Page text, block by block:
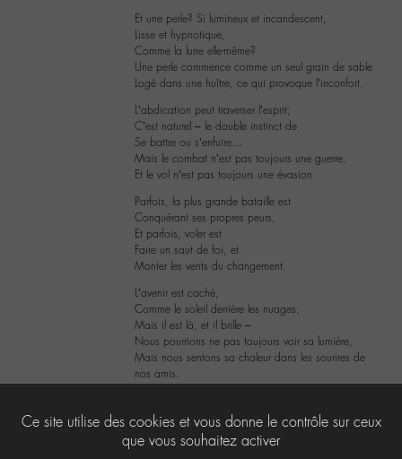
Et une perle? Si lumineux et incandescent,
Lisse et hypnotique,
Comme la lune elle-même?
Une perle commence comme un seul grain de sable
Logé dans une huître, ce qui provoque l’inconfort.
L’abdication peut traverser l’esprit;
C’est naturel – le double instinct de
Se battre ou s’enfuire…
Mais le combat n’est pas toujours une guerre,
Et le vol n’est pas toujours une évasion.
Parfois, la plus grande bataille est
Conquérant ses propres peurs,
Et parfois, voler est
Faire un saut de foi, et
Monter les vents du changement.
L’avenir est caché,
Comme le soleil derrière les nuages;
Mais il est là, et il brille –
Nous pourrions ne pas toujours voir sa lumière,
Mais nous sentons sa chaleur dans les sourires de
nos amis.
Ce site utilise des cookies et vous donne le contrôle sur ceux
que vous souhaitez activer